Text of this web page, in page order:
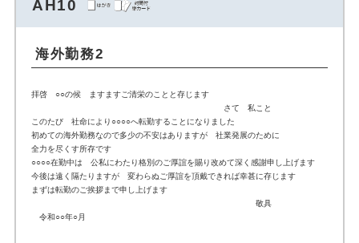
AH10
海外勤務2
拝啓 ○○の候 ますますご清栄のことと存じます
さて 私こと
このたび 社命により○○○○へ転勤することになりました
初めての海外勤務なので多少の不安はありますが 社業発展のために
全力を尽くす所存です
○○○○在勤中は 公私にわたり格別のご厚誼を賜り改めて深く感謝申し上げます
今後は遠く隔たりますが 変わらぬご厚誼を頂戴できれば幸甚に存じます
まずは転勤のご挨拶まで申し上げます
敬具
令和○○年○月